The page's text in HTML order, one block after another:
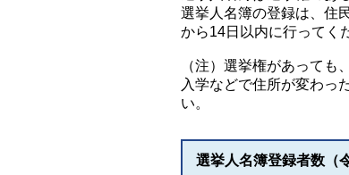
選挙人名簿の登録は、住
から14日以内に行ってく
（注）選挙権があっても
入学などで住所が変わっ
い。
選挙人名簿登録者数（